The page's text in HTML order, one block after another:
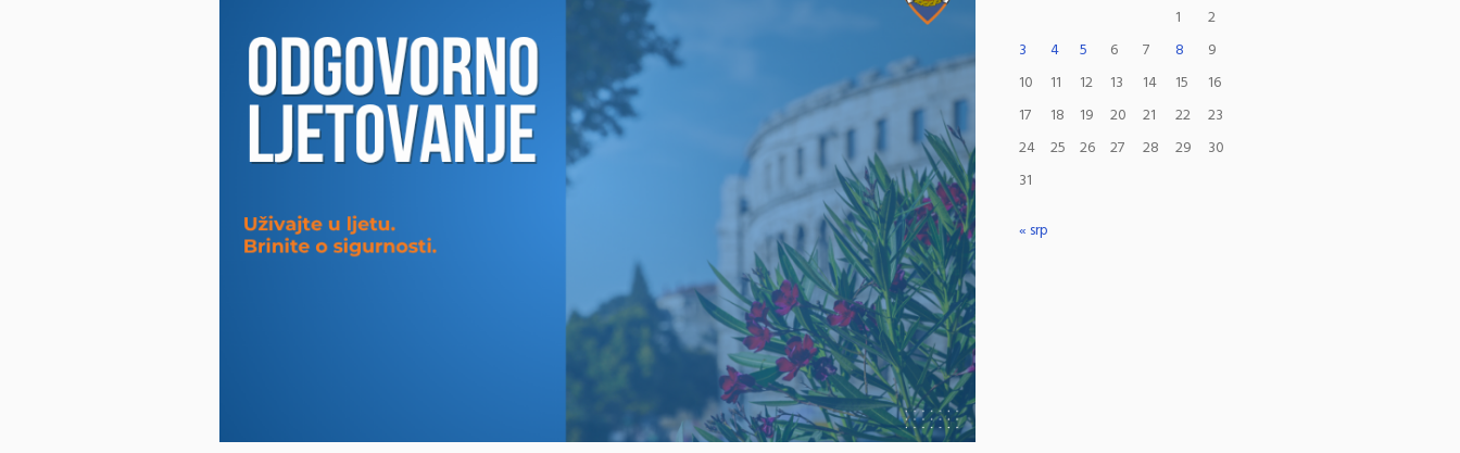
1
2
3
4 5 6 7 8
9
10
11 12 13 14 15
16
17
18 19 20 21 22
23
24
25 26 27 28 29
30
31
« srp